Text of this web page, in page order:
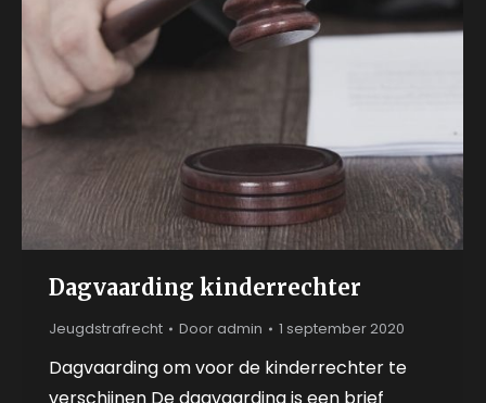
Dagvaarding kinderrechter
Jeugdstrafrecht Door admin 1 september 2020
Dagvaarding om voor de kinderrechter te